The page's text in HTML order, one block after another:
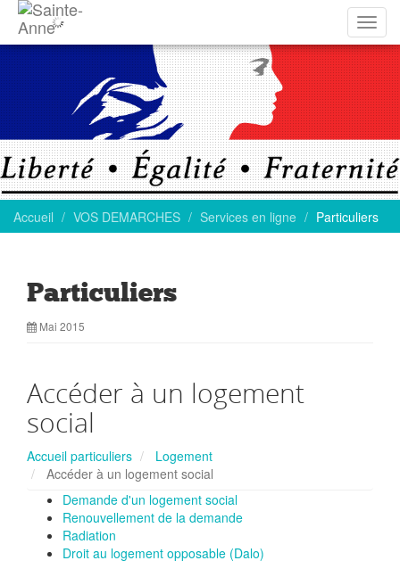
la
Accueil VOS DEMARCHES Services en ligne Particuliers
Particuliers
Mai 2015
Accéder à un logement
social
Accueil particuliers
Logement
Accéder à un logement social
Demande d'un logement social
Renouvellement de la demande
Radiation
Droit au logement opposable (Dalo)